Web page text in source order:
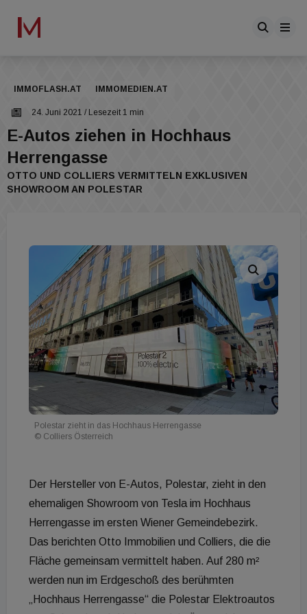
IMMOFLASH.AT IMMOMEDIEN.AT
24. Juni 2021 / Lesezeit 1 min
E-Autos ziehen in Hochhaus
Herrengasse
OTTO UND COLLIERS VERMITTELN EXKLUSIVEN
SHOWROOM AN POLESTAR
Polestar zieht in das Hochhaus Herrengasse
© Colliers Österreich
Der Hersteller von E-Autos, Polestar, zieht in den
ehemaligen Showroom von Tesla im Hochhaus
Herrengasse im ersten Wiener Gemeindebezirk.
Das berichten Otto Immobilien und Colliers, die die
Fläche gemeinsam vermittelt haben. Auf 280 m²
werden nun im Erdgeschoß des berühmten
„Hochhaus Herrengasse“ die Polestar Elektroautos